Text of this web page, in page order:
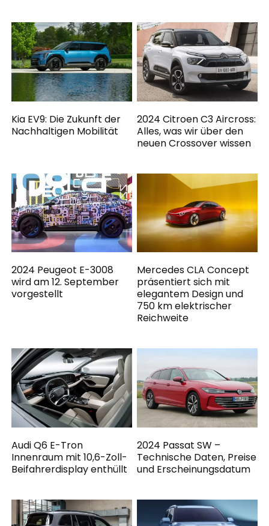
Kia EV9: Die Zukunft der
Nachhaltigen Mobilität
2024 Citroen C3 Aircross:
Alles, was wir über den
neuen Crossover wissen
2024 Peugeot E-3008
wird am 12. September
vorgestellt
Mercedes CLA Concept
präsentiert sich mit
elegantem Design und
750 km elektrischer
Reichweite
Audi Q6 E-Tron
Innenraum mit 10,6-Zoll-
Beifahrerdisplay enthüllt
2024 Passat SW –
Technische Daten, Preise
und Erscheinungsdatum